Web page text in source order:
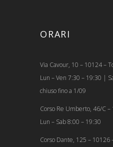
ORARI
Via Cavour, 10 – 10124 –
Lun – Ven 7:30 – 19:30 |
chiuso fino a 1/09
Corso Re Umberto, 46/C –
Lun – Sab 8:00 – 19:30
Corso Dante, 125 – 10126